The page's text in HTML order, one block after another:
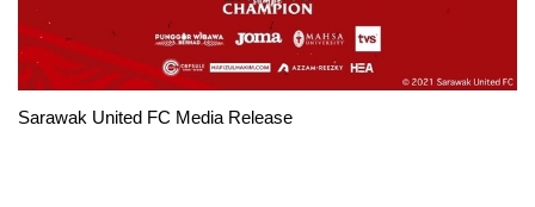
Sarawak United FC Media Release